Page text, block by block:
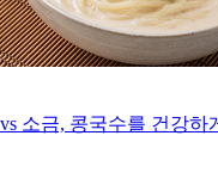
소금, 콩국수를 건강하